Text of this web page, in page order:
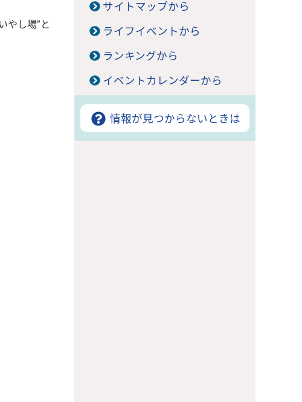
やし場”と
サイトマップから
ライフイベントから
ランキングから
イベントカレンダーから
情報が見つからないときは